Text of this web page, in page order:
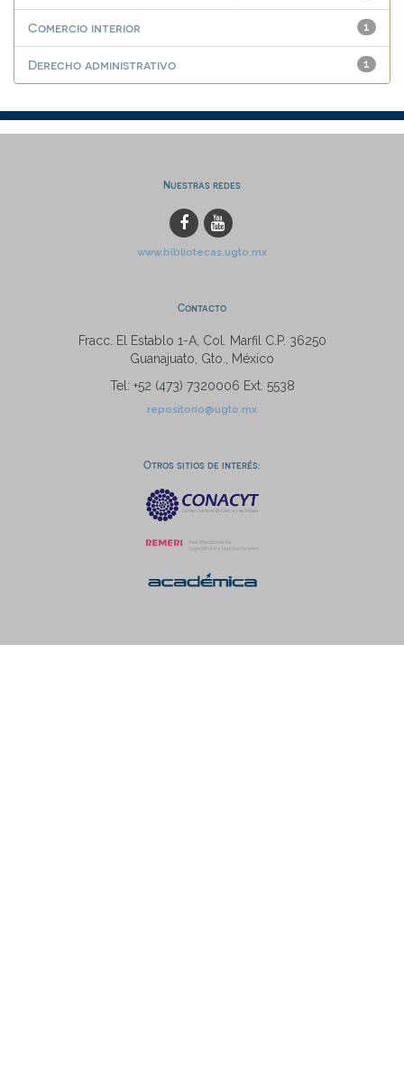
1
Comercio interior
1
Derecho administrativo
Nuestras redes
www.bibliotecas.ugto.mx
Contacto
Fracc. El Establo 1-A, Col. Marfil C.P. 36250
Guanajuato, Gto., México
Tel: +52 (473) 7320006 Ext. 5538
repositorio@ugto.mx
Otros sitios de interés: